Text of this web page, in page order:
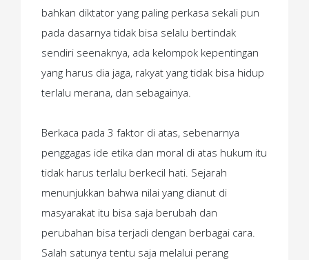
bahkan diktator yang paling perkasa sekali pun
pada dasarnya tidak bisa selalu bertindak
sendiri seenaknya, ada kelompok kepentingan
yang harus dia jaga, rakyat yang tidak bisa hidup
terlalu merana, dan sebagainya.
Berkaca pada 3 faktor di atas, sebenarnya
penggagas ide etika dan moral di atas hukum itu
tidak harus terlalu berkecil hati. Sejarah
menunjukkan bahwa nilai yang dianut di
masyarakat itu bisa saja berubah dan
perubahan bisa terjadi dengan berbagai cara.
Salah satunya tentu saja melalui perang